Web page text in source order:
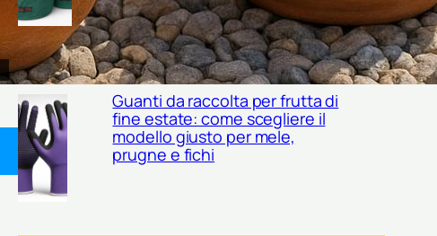
Guanti da raccolta per frutta di
fine estate: come scegliere il
modello giusto per mele,
prugne e fichi